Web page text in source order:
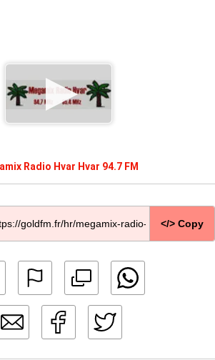
Radio Hvar Hvar 94.7 FM
</> Copy